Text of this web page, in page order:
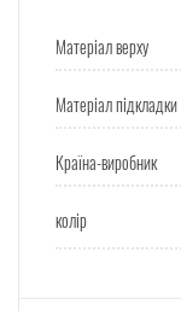
Матеріал верху
Матеріал підкладки
Країна-виробник
колір